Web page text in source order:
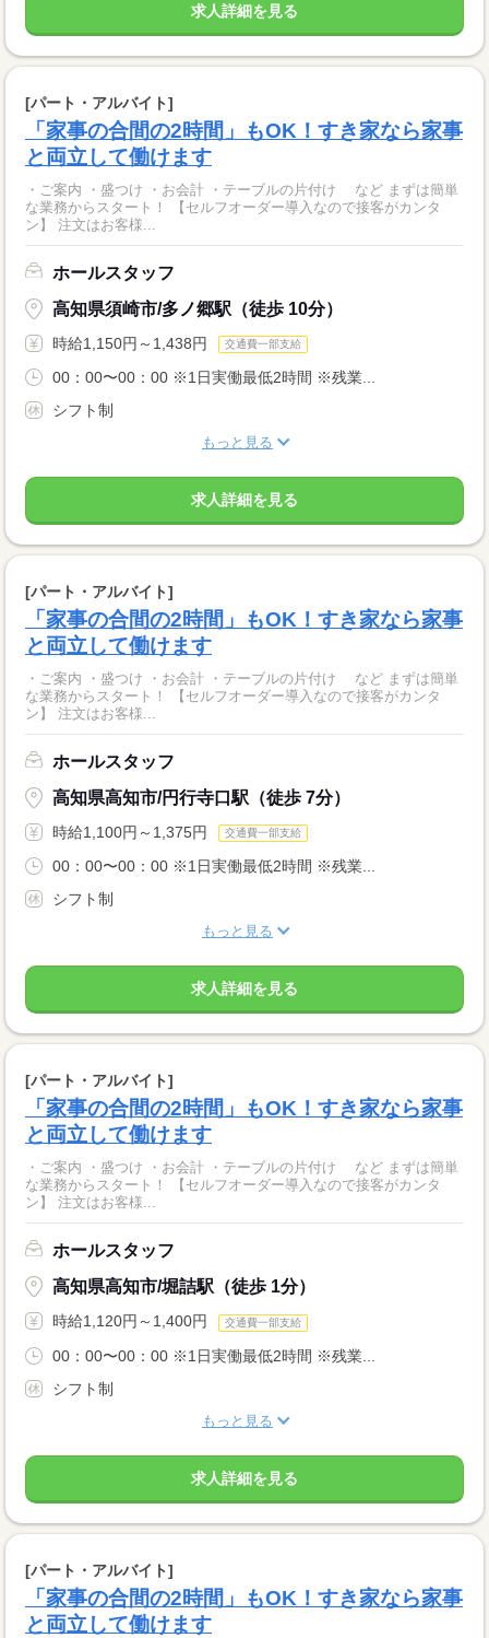
求人詳細を見る
[パート・アルバイト]
「家事の合間の2時間」もOK！すき家なら家事
と両立して働けます
・ご案内 ・盛つけ ・お会計 ・テーブルの片付け など まずは簡単
な業務からスタート！ 【セルフオーダー導入なので接客がカンタ
ン】 注文はお客様...
ホールスタッフ
高知県須崎市/多ノ郷駅（徒歩 10分）
時給1,150円～1,438円 交通費一部支給
00：00〜00：00 ※1日実働最低2時間 ※残業...
シフト制
もっと見る
求人詳細を見る
[パート・アルバイト]
「家事の合間の2時間」もOK！すき家なら家事
と両立して働けます
・ご案内 ・盛つけ ・お会計 ・テーブルの片付け など まずは簡単
な業務からスタート！ 【セルフオーダー導入なので接客がカンタ
ン】 注文はお客様...
ホールスタッフ
高知県高知市/円行寺口駅（徒歩 7分）
時給1,100円～1,375円 交通費一部支給
00：00〜00：00 ※1日実働最低2時間 ※残業...
シフト制
もっと見る
求人詳細を見る
[パート・アルバイト]
「家事の合間の2時間」もOK！すき家なら家事
と両立して働けます
・ご案内 ・盛つけ ・お会計 ・テーブルの片付け など まずは簡単
な業務からスタート！ 【セルフオーダー導入なので接客がカンタ
ン】 注文はお客様...
ホールスタッフ
高知県高知市/堀詰駅（徒歩 1分）
時給1,120円～1,400円 交通費一部支給
00：00〜00：00 ※1日実働最低2時間 ※残業...
シフト制
もっと見る
求人詳細を見る
[パート・アルバイト]
「家事の合間の2時間」もOK！すき家なら家事
と両立して働けます